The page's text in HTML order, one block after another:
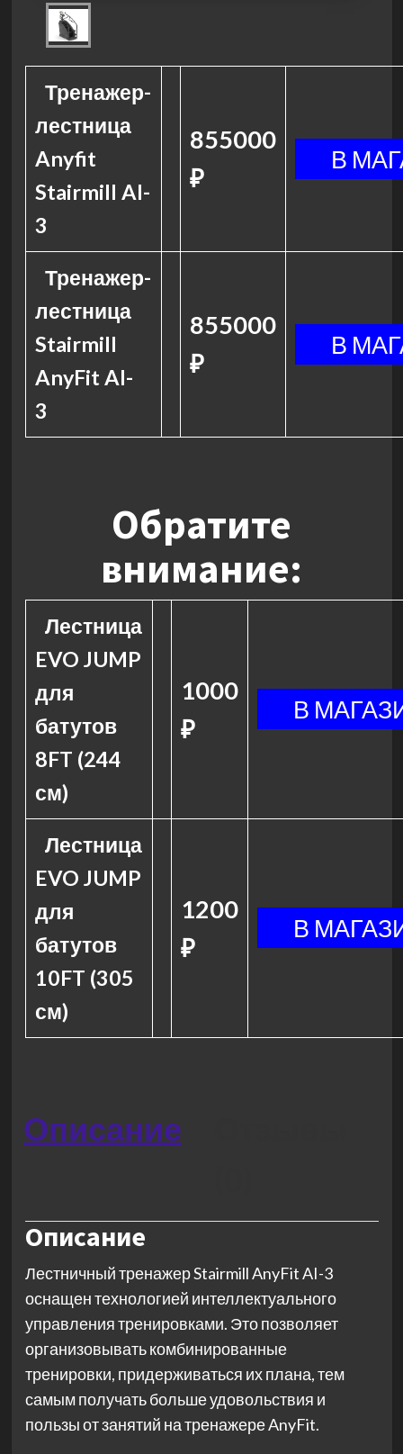
Тренажер-
лестница
Anyfit
Stairmill AI-
3
855000
₽
Тренажер-
лестница
Stairmill
AnyFit AI-
3
855000
₽
Обратите
внимание:
Лестница
EVO JUMP
для
батутов
8FT (244
см)
1000
₽
Лестница
EVO JUMP
для
батутов
10FT (305
см)
1200
₽
Описание
Описание
Лестничный тренажер Stairmill AnyFit AI-3
оснащен технологией интеллектуального
управления тренировками. Это позволяет
организовывать комбинированные
тренировки, придерживаться их плана, тем
самым получать больше удовольствия и
пользы от занятий на тренажере AnyFit.